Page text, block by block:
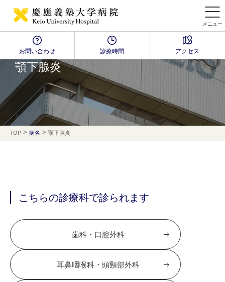
メニュー
お問い合わせ 診療時間 アクセス
Disease Name Search
顎下腺炎
TOP > 病名 > 顎下腺炎
こちらの診療科で診られます
歯科・口腔外科
耳鼻咽喉科・頭頸部外科